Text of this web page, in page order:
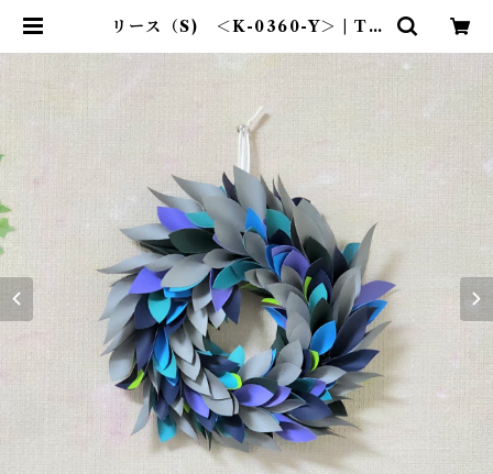
リース（S) ＜K-0360-Y＞ | TE